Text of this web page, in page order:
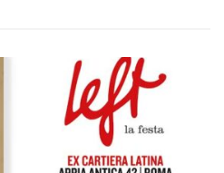
nel numero di ottobre,